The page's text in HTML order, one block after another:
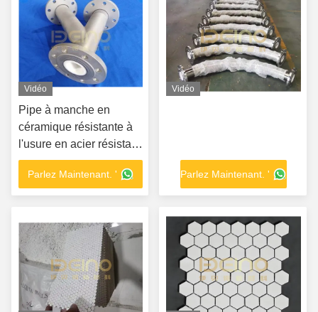
Vidéo
Pipe à manche en
céramique résistante à
l'usure en acier résistant
à l'abrasion en
puissance thermique
Parlez Maintenant. '
Vidéo
Parlez Maintenant. '